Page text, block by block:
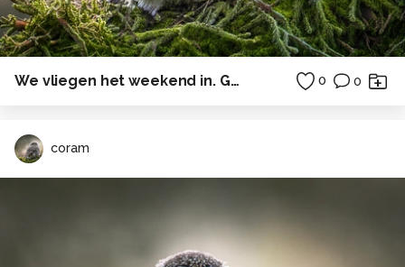
We vliegen het weekend in. Gezegend weekend allemaal!!! 0 0
coram